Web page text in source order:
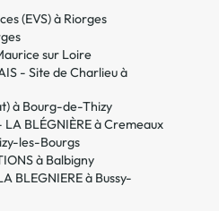
(EVS) à Riorges
sur Loire
- Site de Charlieu à
à Bourg-de-Thizy
LA BLÉGNIÈRE à Cremeaux
les-Bourgs
à Balbigny
BLEGNIERE à Bussy-